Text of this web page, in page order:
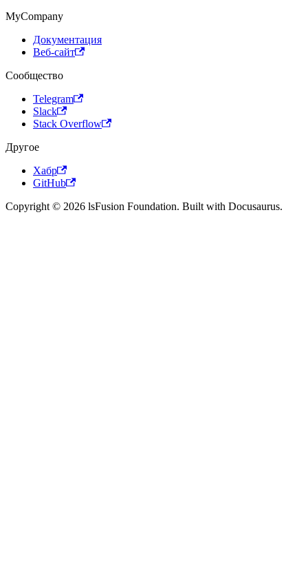
MyCompany
Документация
Веб-сайт
Сообщество
Telegram
Slack
Stack Overflow
Другое
Хабр
GitHub
Copyright © 2026 lsFusion Foundation. Built with Docusaurus.